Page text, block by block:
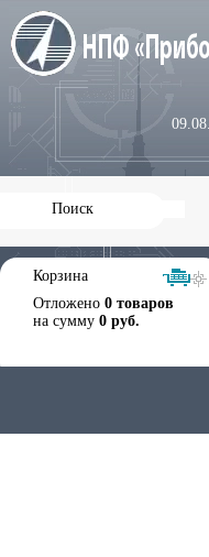
Корзина
Отложено 0 товаров
на сумму 0 руб.